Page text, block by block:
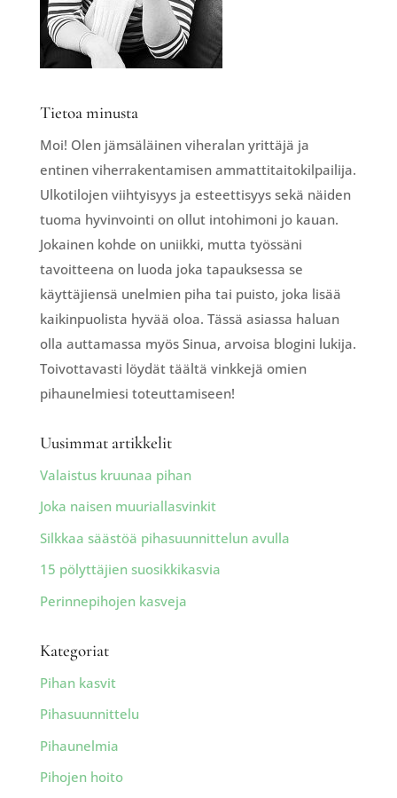
Tietoa minusta
Moi! Olen jämsäläinen viheralan yrittäjä ja
entinen viherrakentamisen ammattitaitokilpailija.
Ulkotilojen viihtyisyys ja esteettisyys sekä näiden
tuoma hyvinvointi on ollut intohimoni jo kauan.
Jokainen kohde on uniikki, mutta työssäni
tavoitteena on luoda joka tapauksessa se
käyttäjiensä unelmien piha tai puisto, joka lisää
kaikinpuolista hyvää oloa. Tässä asiassa haluan
olla auttamassa myös Sinua, arvoisa blogini lukija.
Toivottavasti löydät täältä vinkkejä omien
pihaunelmiesi toteuttamiseen!
Uusimmat artikkelit
Valaistus kruunaa pihan
Joka naisen muuriallasvinkit
Silkkaa säästöä pihasuunnittelun avulla
15 pölyttäjien suosikkikasvia
Perinnepihojen kasveja
Kategoriat
Pihan kasvit
Pihasuunnittelu
Pihaunelmia
Pihojen hoito